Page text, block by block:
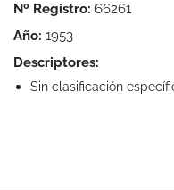
Nº Registro: 66261
Año: 1953
Descriptores:
Sin clasificación